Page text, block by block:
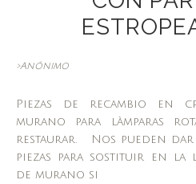
>Anónimo
Piezas de recambio en
murano para làmparas
restaurar. Nos pueden dar
piezas para sostituir en la
de murano si